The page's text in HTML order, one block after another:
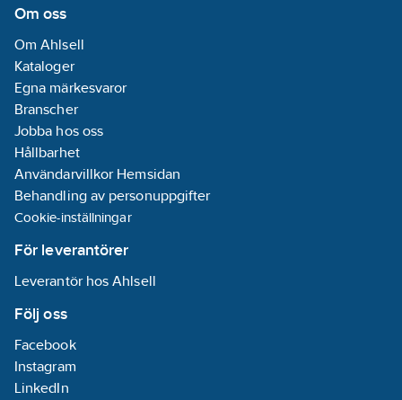
Om oss
Om Ahlsell
Kataloger
Egna märkesvaror
Branscher
Jobba hos oss
Hållbarhet
Användarvillkor Hemsidan
Behandling av personuppgifter
Cookie-inställningar
För leverantörer
Leverantör hos Ahlsell
Följ oss
Facebook
Instagram
LinkedIn